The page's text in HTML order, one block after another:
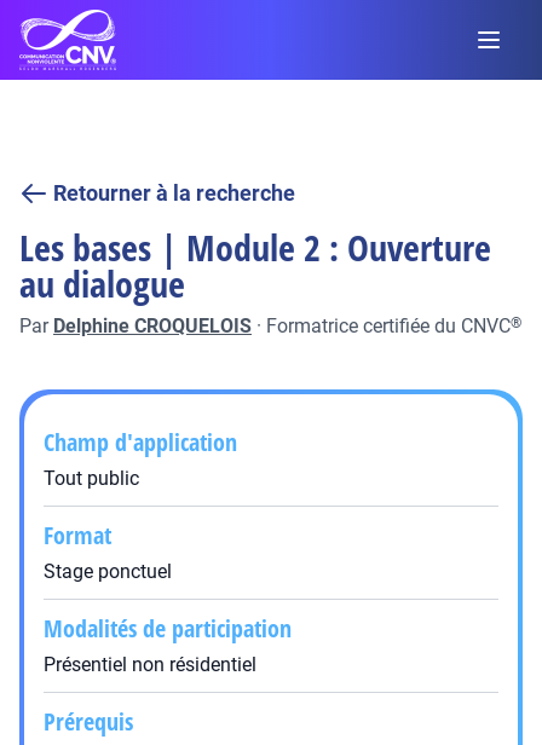
Retourner à la recherche
Les bases | Module 2 : Ouverture
au dialogue
Par Delphine CROQUELOIS · Formatrice certifiée du CNVC®
Champ d'application
Tout public
Format
Stage ponctuel
Modalités de participation
Présentiel non résidentiel
Prérequis